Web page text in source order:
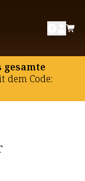
dem Code: